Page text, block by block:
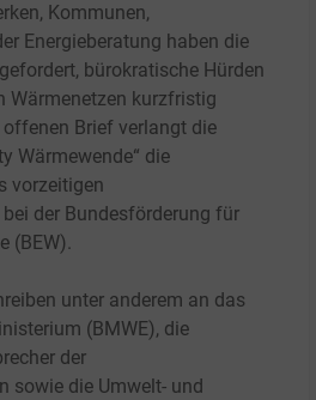
Kommunen,
Energieberatung haben die
bürokratische Hürden
Wärmenetzen kurzfristig
Brief verlangt die
Wärmewende“ die
vorzeitigen
der Bundesförderung für
(BEW).
unter anderem an das
(BMWE), die
der
sowie die Umwelt- und